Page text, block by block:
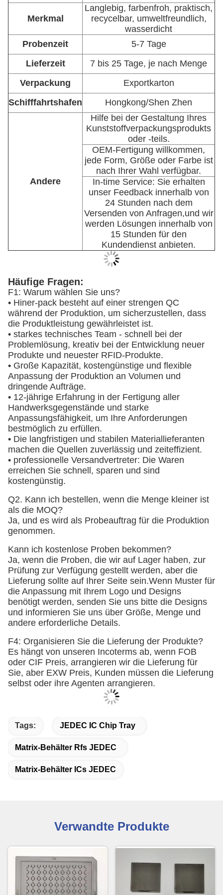
Merkmal
Langlebig, farbenfroh, praktisch,
recycelbar, umweltfreundlich,
wasserdicht
Probenzeit
5-7 Tage
Lieferzeit
7 bis 25 Tage, je nach Menge
Verpackung
Exportkarton
Schifffahrtshafen
Hongkong/Shen Zhen
Andere
Hilfe bei der Gestaltung Ihres
Kunststoffverpackungsprodukts
oder -teils.
OEM-Fertigung willkommen,
jede Form, Größe oder Farbe ist
nach Ihrer Wahl verfügbar.
In-time Service: Sie erhalten
unser Feedback innerhalb von
24 Stunden nach dem
Versenden von Anfragen,und wir
werden Lösungen innerhalb von
15 Stunden für den
Kundendienst anbieten.
Häufige Fragen:
F1: Warum wählen Sie uns?
• Hiner-pack besteht auf einer strengen QC
während der Produktion, um sicherzustellen, dass
die Produktleistung gewährleistet ist.
• starkes technisches Team - schnell bei der
Problemlösung, kreativ bei der Entwicklung neuer
Produkte und neuester RFID-Produkte.
• Große Kapazität, kostengünstige und flexible
Anpassung der Produktion an Volumen und
dringende Aufträge.
• 12-jährige Erfahrung in der Fertigung aller
Handwerksgegenstände und starke
Anpassungsfähigkeit, um Ihre Anforderungen
bestmöglich zu erfüllen.
• Die langfristigen und stabilen Materiallieferanten
machen die Quellen zuverlässig und zeiteffizient.
• professionelle Versandvertreter: Die Waren
erreichen Sie schnell, sparen und sind
kostengünstig.
Q2. Kann ich bestellen, wenn die Menge kleiner ist
als die MOQ?
Ja, und es wird als Probeauftrag für die Produktion
genommen.
Kann ich kostenlose Proben bekommen?
Ja, wenn die Proben, die wir auf Lager haben, zur
Prüfung zur Verfügung gestellt werden, aber die
Lieferung sollte auf Ihrer Seite sein.Wenn Muster für
die Anpassung mit Ihrem Logo und Designs
benötigt werden, senden Sie uns bitte die Designs
und informieren Sie uns über Größe, Menge und
andere erforderliche Details.
F4: Organisieren Sie die Lieferung der Produkte?
Es hängt von unseren Incoterms ab, wenn FOB
oder CIF Preis, arrangieren wir die Lieferung für
Sie, aber EXW Preis, Kunden müssen die Lieferung
selbst oder ihre Agenten arrangieren.
Tags: JEDEC IC Chip Tray
Matrix-Behälter Rfs JEDEC
Matrix-Behälter ICs JEDEC
Verwandte Produkte